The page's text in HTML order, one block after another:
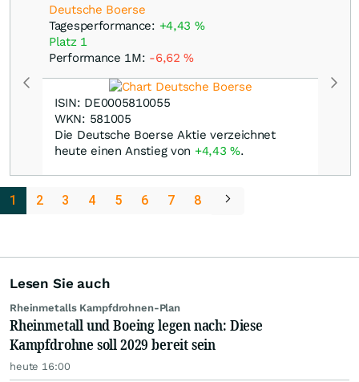
Deutsche Boerse
Tagesperformance: +4,43 %
Platz 1
Performance 1M: -6,62%
ISIN: DE0005810055
WKN: 581005
Die Deutsche Boerse Aktie verzeichnet
heute einen Anstieg von +4,43%.
1 2 3 4 5 6 7 8
Lesen Sie auch
Rheinmetalls Kampfdrohnen-Plan
Rheinmetall und Boeing legen nach: Diese
Kampfdrohne soll 2029 bereit sein
heute 16:00